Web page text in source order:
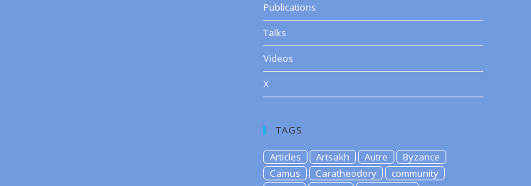
Publications
Talks
Videos
X
TAGS
Articles Artsakh Autre
Byzance
Camus
Caratheodory
community